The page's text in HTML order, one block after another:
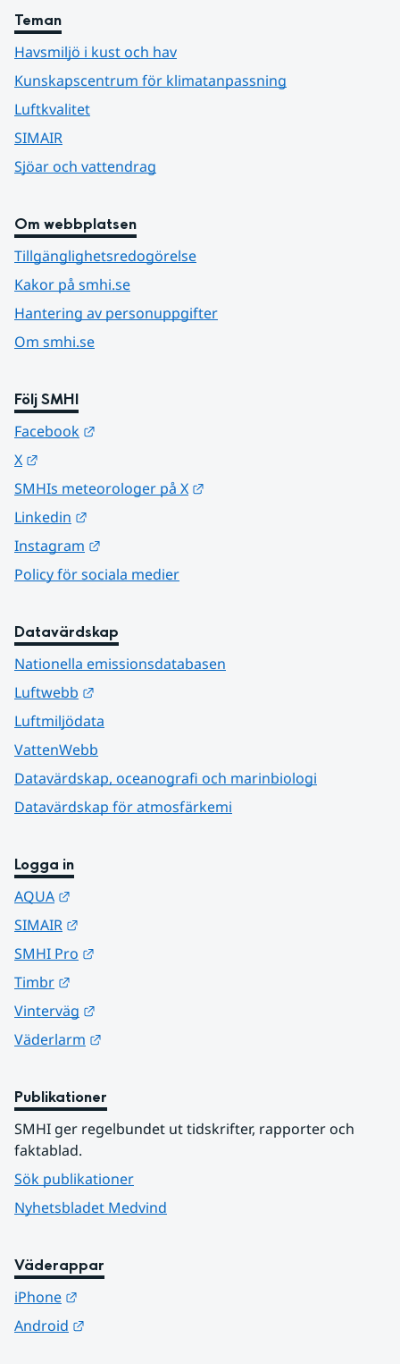
Teman
Havsmiljö i kust och hav
Kunskapscentrum för klimatanpassning
Luftkvalitet
SIMAIR
Sjöar och vattendrag
Om webbplatsen
Tillgänglighetsredogörelse
Kakor på smhi.se
Hantering av personuppgifter
Om smhi.se
Följ SMHI
Facebook
X
SMHIs meteorologer på X
Linkedin
Instagram
Policy för sociala medier
Datavärdskap
Nationella emissionsdatabasen
Luftwebb
Luftmiljödata
VattenWebb
Datavärdskap, oceanografi och marinbiologi
Datavärdskap för atmosfärkemi
Logga in
AQUA
SIMAIR
SMHI Pro
Timbr
Vinterväg
Väderlarm
Publikationer
SMHI ger regelbundet ut tidskrifter, rapporter och
faktablad.
Sök publikationer
Nyhetsbladet Medvind
Väderappar
iPhone
Android